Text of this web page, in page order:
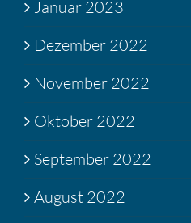
Januar 2023
Dezember 2022
November 2022
Oktober 2022
September 2022
August 2022